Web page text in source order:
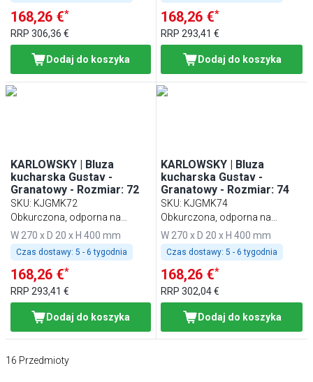
168,26 €*
RRP 306,36 €
Dodaj do koszyka
168,26 €*
RRP293,41 €
Dodaj do koszyka
KARLOWSKY | Bluza
kucharska Gustav -
Granatowy - Rozmiar: 72
SKU: KJGMK72
Obkurczona, odporna na
pranie, łatwa w pielęgnacji
W 270 x D 20 x H 400 mm
Czas dostawy: 5 - 6 tygodnia
168,26 €*
RRP 293,41 €
Dodaj do koszyka
KARLOWSKY | Bluza
kucharska Gustav -
Granatowy - Rozmiar: 74
SKU: KJGMK74
Obkurczona, odporna na
pranie, łatwa w pielęgnacji
W 270 x D 20 x H 400 mm
Czas dostawy: 5 - 6 tygodnia
168,26 €*
RRP302,04 €
Dodaj do koszyka
16 Przedmioty